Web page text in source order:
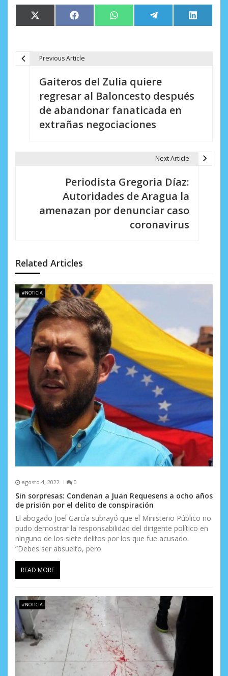
Compartir
en
X
(Twitter)
Compartir
en
Facebook Compartir
en
WhatsApp Compartir
en
Telegram
en
LinkedIn
e
e
n
t
r
a
d
a
s
Previous Article
Gaiteros del Zulia quiere
regresar al Baloncesto después
de abandonar fanaticada en
extrañas negociaciones
Next Article
Periodista Gregoria Díaz:
Autoridades de Aragua la
amenazan por denunciar caso
coronavirus
Related Articles
#NOTICIA
agosto 4, 2022 0
Sin sorpresas: Condenan a Juan Requesens a ocho años
de prisión por el delito de conspiración
El abogado Joel García subrayó que el Ministerio Público no
pudo demostrar la responsabilidad del dirigente político en
ninguno de los siete delitos por los que fue acusado.
“Debes ser absuelto, pero
READ MORE
#NOTICIA